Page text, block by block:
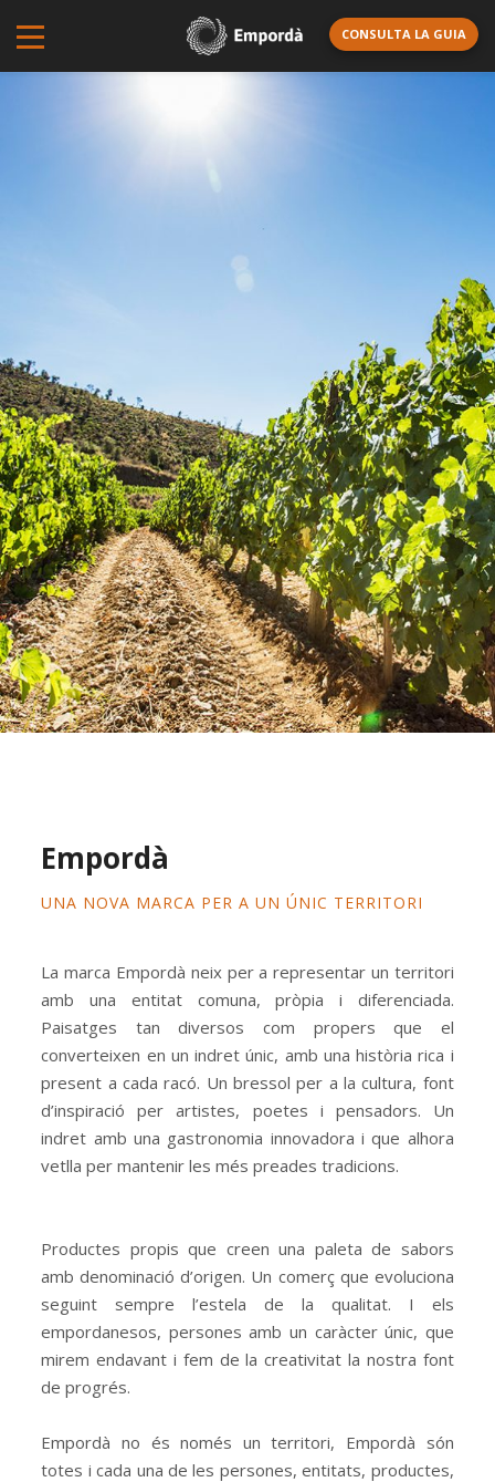
Empordà
UNA NOVA MARCA PER A UN ÚNIC TERRITORI
La marca Empordà neix per a representar un territori
amb una entitat comuna, pròpia i diferenciada.
Paisatges tan diversos com propers que el
converteixen en un indret únic, amb una història rica i
present a cada racó. Un bressol per a la cultura, font
d’inspiració per artistes, poetes i pensadors. Un
indret amb una gastronomia innovadora i que alhora
vetlla per mantenir les més preades tradicions.
Productes propis que creen una paleta de sabors
amb denominació d’origen. Un comerç que evoluciona
seguint sempre l’estela de la qualitat. I els
empordanesos, persones amb un caràcter únic, que
mirem endavant i fem de la creativitat la nostra font
de progrés.
Empordà no és només un territori, Empordà són
totes i cada una de les persones, entitats, productes,
CONSULTA LA GUIA